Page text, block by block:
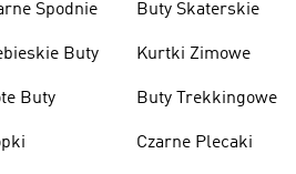
Spodnie
Buty
Buty
Buty Skaterskie
Kurtki Zimowe
Buty Trekkingowe
Czarne Plecaki